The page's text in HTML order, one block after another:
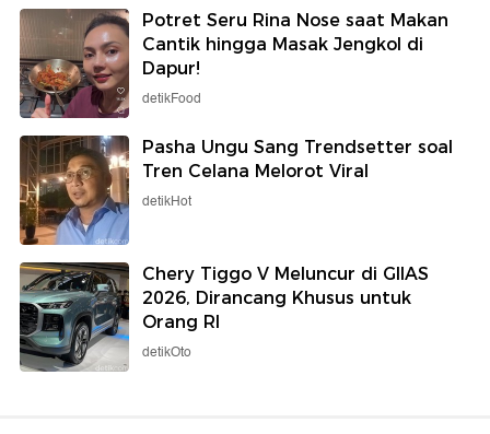
Potret Seru Rina Nose saat Makan
Cantik hingga Masak Jengkol di
Dapur!
detikFood
Pasha Ungu Sang Trendsetter soal
Tren Celana Melorot Viral
detikHot
Chery Tiggo V Meluncur di GIIAS
2026, Dirancang Khusus untuk
Orang RI
detikOto